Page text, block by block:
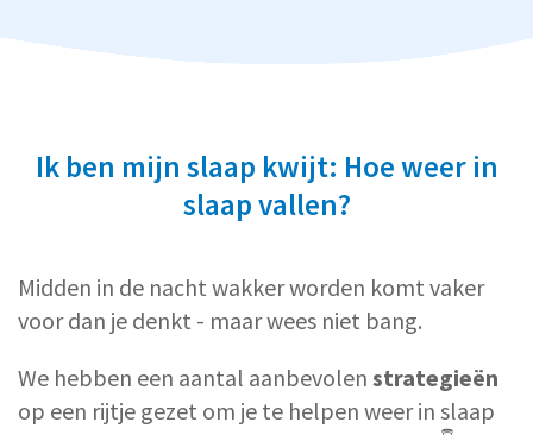
Ik ben mijn slaap kwijt: Hoe weer in
slaap vallen?
Midden in de nacht wakker worden komt vaker
voor dan je denkt - maar wees niet bang.
We hebben een aantal aanbevolen strategieën
op een rijtje gezet om je te helpen weer in slaap